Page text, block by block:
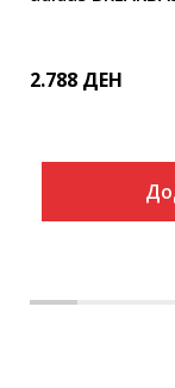
2.788 ДЕН